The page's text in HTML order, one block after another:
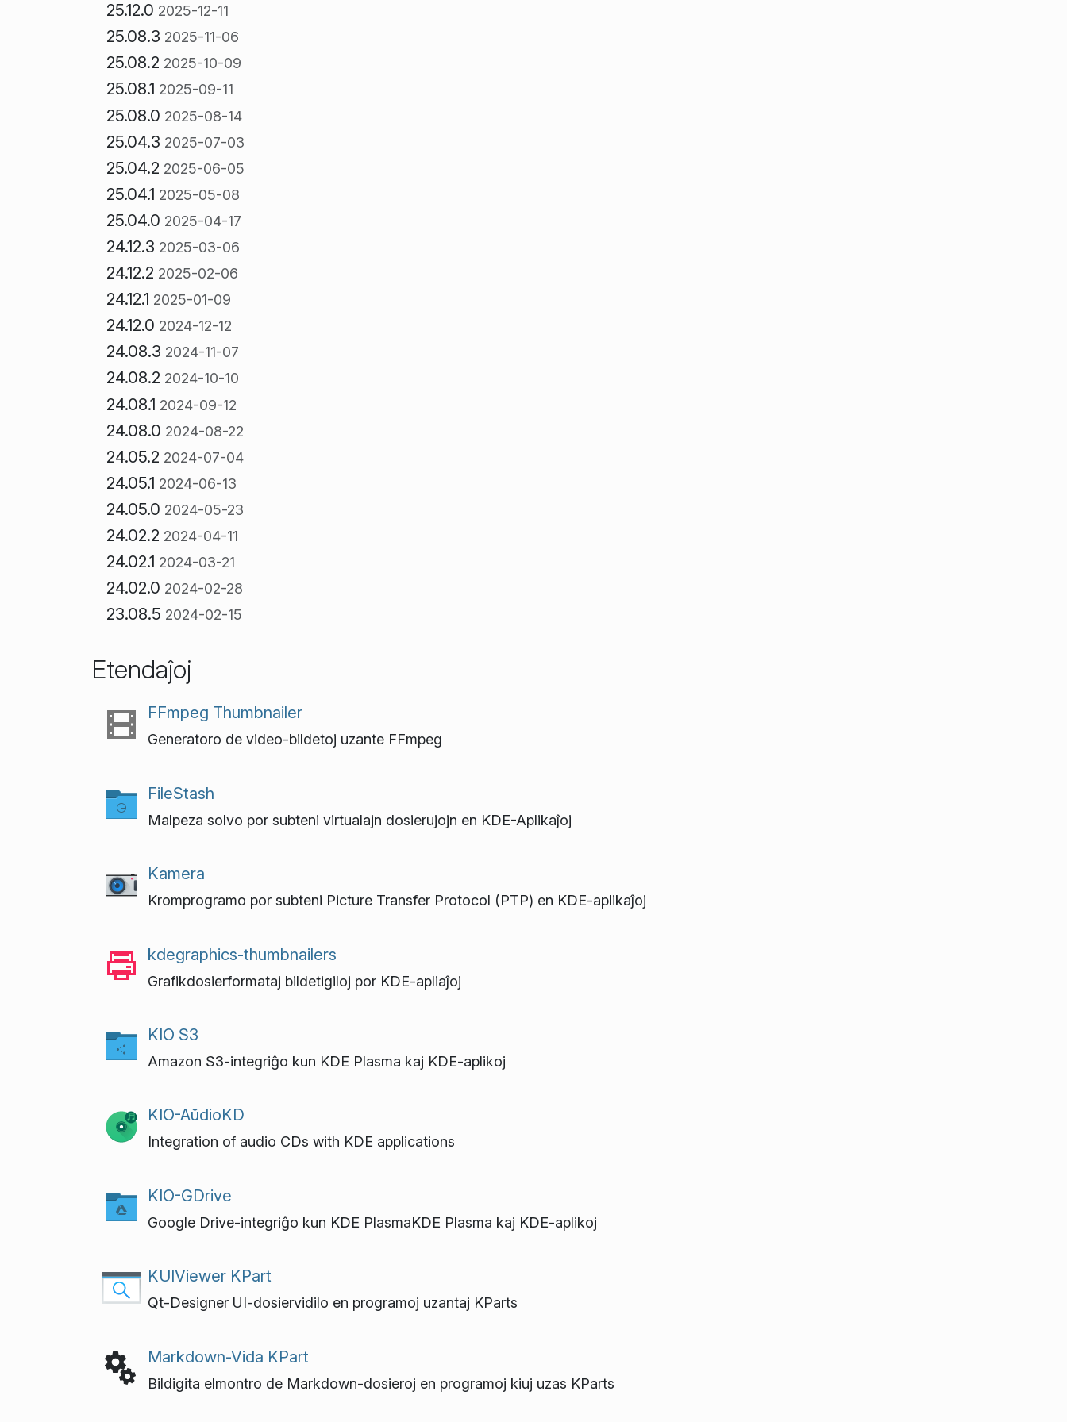
25.12.0 2025-12-11
25.08.3 2025-11-06
25.08.2 2025-10-09
25.08.1 2025-09-11
25.08.0 2025-08-14
25.04.3 2025-07-03
25.04.2 2025-06-05
25.04.1 2025-05-08
25.04.0 2025-04-17
24.12.3 2025-03-06
24.12.2 2025-02-06
24.12.1 2025-01-09
24.12.0 2024-12-12
24.08.3 2024-11-07
24.08.2 2024-10-10
24.08.1 2024-09-12
24.08.0 2024-08-22
24.05.2 2024-07-04
24.05.1 2024-06-13
24.05.0 2024-05-23
24.02.2 2024-04-11
24.02.1 2024-03-21
24.02.0 2024-02-28
23.08.5 2024-02-15
Etendaĵoj
FFmpeg Thumbnailer
Generatoro de video-bildetoj uzante FFmpeg
FileStash
Malpeza solvo por subteni virtualajn dosierujojn en KDE-Aplikaĵoj
Kamera
Kromprogramo por subteni Picture Transfer Protocol (PTP) en KDE-aplikaĵoj
kdegraphics-thumbnailers
Grafikdosierformataj bildetigiloj por KDE-apliaĵoj
KIO S3
Amazon S3-integriĝo kun KDE Plasma kaj KDE-aplikoj
KIO-AŭdioKD
Integration of audio CDs with KDE applications
KIO-GDrive
Google Drive-integriĝo kun KDE PlasmaKDE Plasma kaj KDE-aplikoj
KUIViewer KPart
Qt-Designer UI-dosiervidilo en programoj uzantaj KParts
Markdown-Vida KPart
Bildigita elmontro de Markdown-dosieroj en programoj kiuj uzas KParts